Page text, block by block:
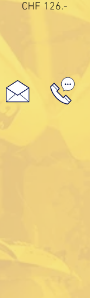
CHF 126.-